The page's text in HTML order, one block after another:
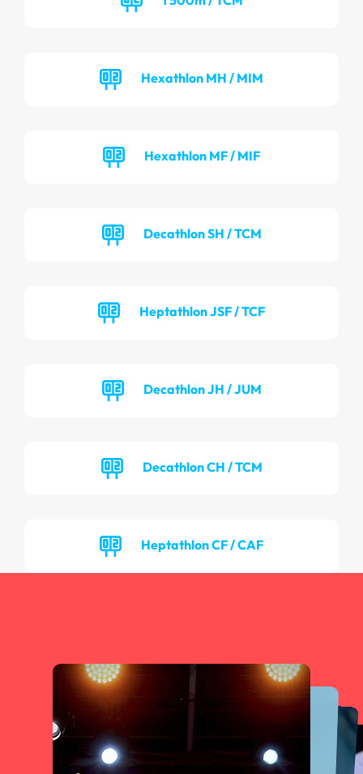
Hexathlon MH / MIM
Hexathlon MF / MIF
Decathlon SH / TCM
Heptathlon JSF / TCF
Decathlon JH / JUM
Decathlon CH / TCM
Heptathlon CF / CAF